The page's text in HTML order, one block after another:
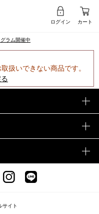
ログイン カート
ラム開催中
扱いできない商品です。
サイト